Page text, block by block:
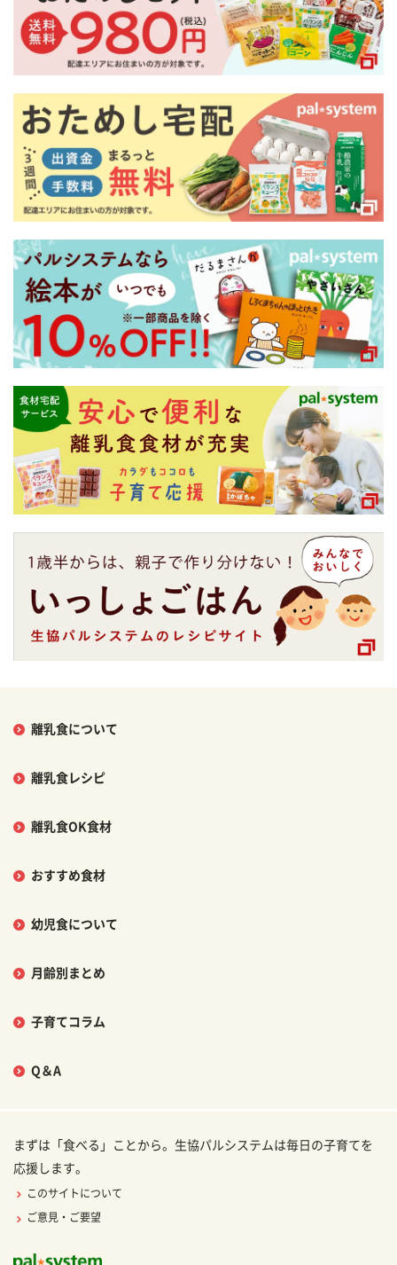
離乳食について
離乳食レシピ
離乳食OK食材
おすすめ食材
幼児食について
月齢別まとめ
子育てコラム
Q＆A
まずは「食べる」ことから。生協パルシステムは毎日の子育てを
応援します。
このサイトについて
ご意見・ご要望